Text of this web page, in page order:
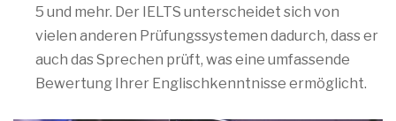
5 und mehr. Der IELTS unterscheidet sich von
vielen anderen Prüfungssystemen dadurch, dass er
auch das Sprechen prüft, was eine umfassende
Bewertung Ihrer Englischkenntnisse ermöglicht.